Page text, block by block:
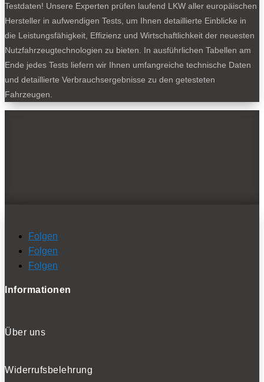
Testdaten! Unsere Experten prüfen laufend LKW aller europäischen
Hersteller in aufwendigen Tests, um Ihnen detaillierte Einblicke in
die Leistungsfähigkeit, Effizienz und Wirtschaftlichkeit der neuesten
Nutzfahrzeugtechnologien zu bieten. In ausführlichen Tabellen am
Ende jedes Tests liefern wir Ihnen umfangreiche technische Daten
und detaillierte Verbrauchsergebnisse zu den getesteten
Fahrzeugen.
Folgen
Folgen
Folgen
Informationen
Über uns
Widerrufsbelehrung